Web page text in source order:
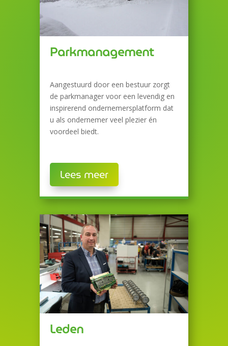
Parkmanagement
Aangestuurd door een bestuur zorgt
de parkmanager voor een levendig en
inspirerend ondernemersplatform dat
u als ondernemer veel plezier én
voordeel biedt.
Lees meer
Leden